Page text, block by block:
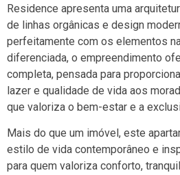
Residence apresenta uma
de linhas orgânicas e design
perfeitamente com os elementos
diferenciada, o empreendimento
completa, pensada para
lazer e qualidade de vida aos
que valoriza o bem-estar e a
Mais do que um imóvel, este
estilo de vida contemporâneo e
para quem valoriza conforto,